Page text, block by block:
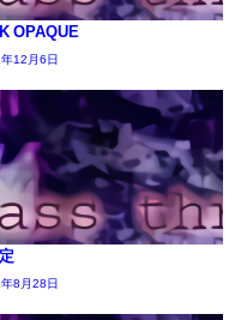
OPAQUE
12月6日
8月28日